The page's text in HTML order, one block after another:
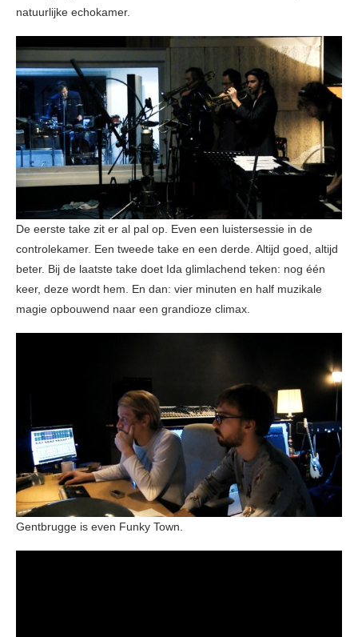
natuurlijke echokamer.
De eerste take zit er al pal op. Even een luistersessie in de
controlekamer. Een tweede take en een derde. Altijd goed, altijd
beter. Bij de laatste take doet Ida glimlachend teken: nog één
keer, deze wordt hem. En dan: vier minuten en half muzikale
magie opbouwend naar een grandioze climax.
Gentbrugge is even Funky Town.